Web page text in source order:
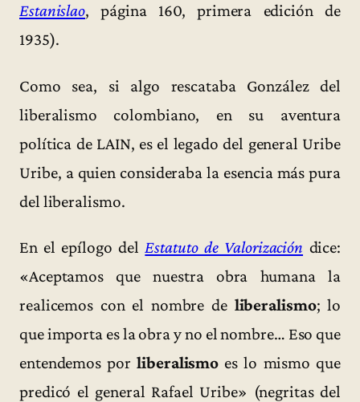
Estanislao, página 160, primera edición de
1935).
Como sea, si algo rescataba González del
liberalismo colombiano, en su aventura
política de LAIN, es el legado del general Uribe
Uribe, a quien consideraba la esencia más pura
del liberalismo.
En el epílogo delEstatuto de Valorización dice:
«Aceptamos que nuestra obra humana la
realicemos con el nombre de liberalismo; lo
que importa es la obra y no el nombre… Eso que
entendemos porliberalismo es lo mismo que
predicó el general Rafael Uribe» (negritas del